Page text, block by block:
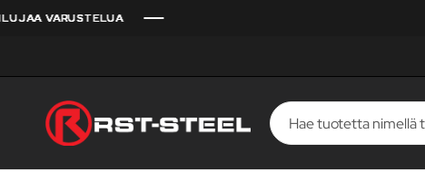
VARUSTELUA
VARUSTELUA
VARUSTELUA
VARUSTELUA
VARUSTELUA